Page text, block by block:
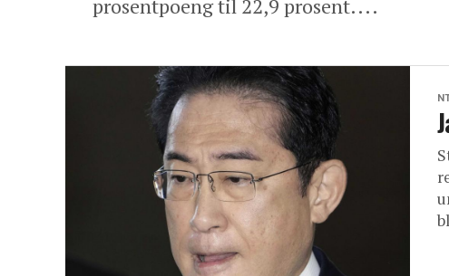
prosentpoeng til 22,9 prosent....